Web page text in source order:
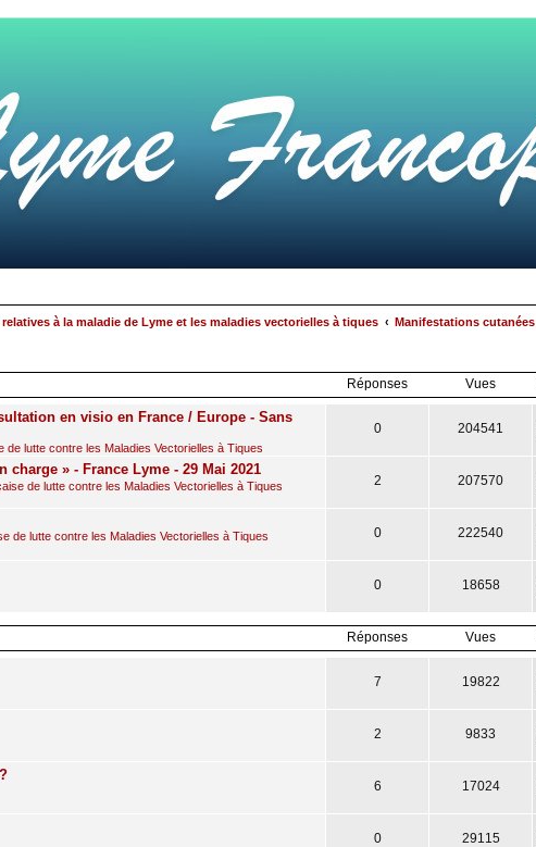
à la maladie de Lyme et les maladies vectorielles à tiques Manifestations cutanées
Réponses Vues
en visio en France / Europe - Sans
lutte contre les Maladies Vectorielles à Tiques
0 204541
» - France Lyme - 29 Mai 2021
de lutte contre les Maladies Vectorielles à Tiques 2 207570
de lutte contre les Maladies Vectorielles à Tiques 0 222540
0 18658
Réponses Vues
7 19822
2 9833
6 17024
0 29115